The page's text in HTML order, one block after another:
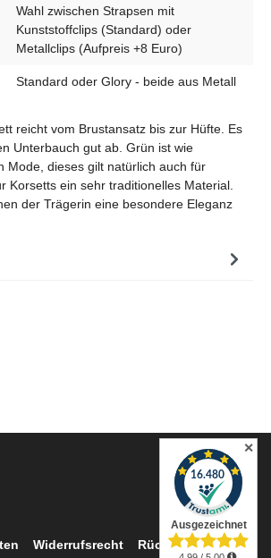
Wahl zwischen Strapsen mit
Kunststoffclips (Standard) oder
Metallclips (Aufpreis +8 Euro)
Standard oder Glory - beide aus Metall
reicht vom Brustansatz bis zur Hüfte. Es
Unterbauch gut ab. Grün ist wie
Mode, dieses gilt natürlich auch für
Korsetts ein sehr traditionelles Material.
der Trägerin eine besondere Eleganz
Widerrufsrecht Rückgabe
✕